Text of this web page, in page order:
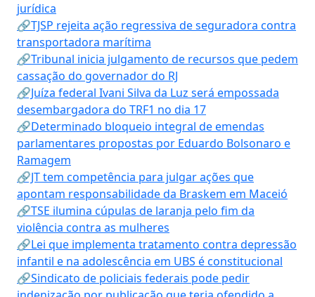
jurídica
🔗TJSP rejeita ação regressiva de seguradora contra
transportadora marítima
🔗Tribunal inicia julgamento de recursos que pedem
cassação do governador do RJ
🔗Juíza federal Ivani Silva da Luz será empossada
desembargadora do TRF1 no dia 17
🔗Determinado bloqueio integral de emendas
parlamentares propostas por Eduardo Bolsonaro e
Ramagem
🔗JT tem competência para julgar ações que
apontam responsabilidade da Braskem em Maceió
🔗TSE ilumina cúpulas de laranja pelo fim da
violência contra as mulheres
🔗Lei que implementa tratamento contra depressão
infantil e na adolescência em UBS é constitucional
🔗Sindicato de policiais federais pode pedir